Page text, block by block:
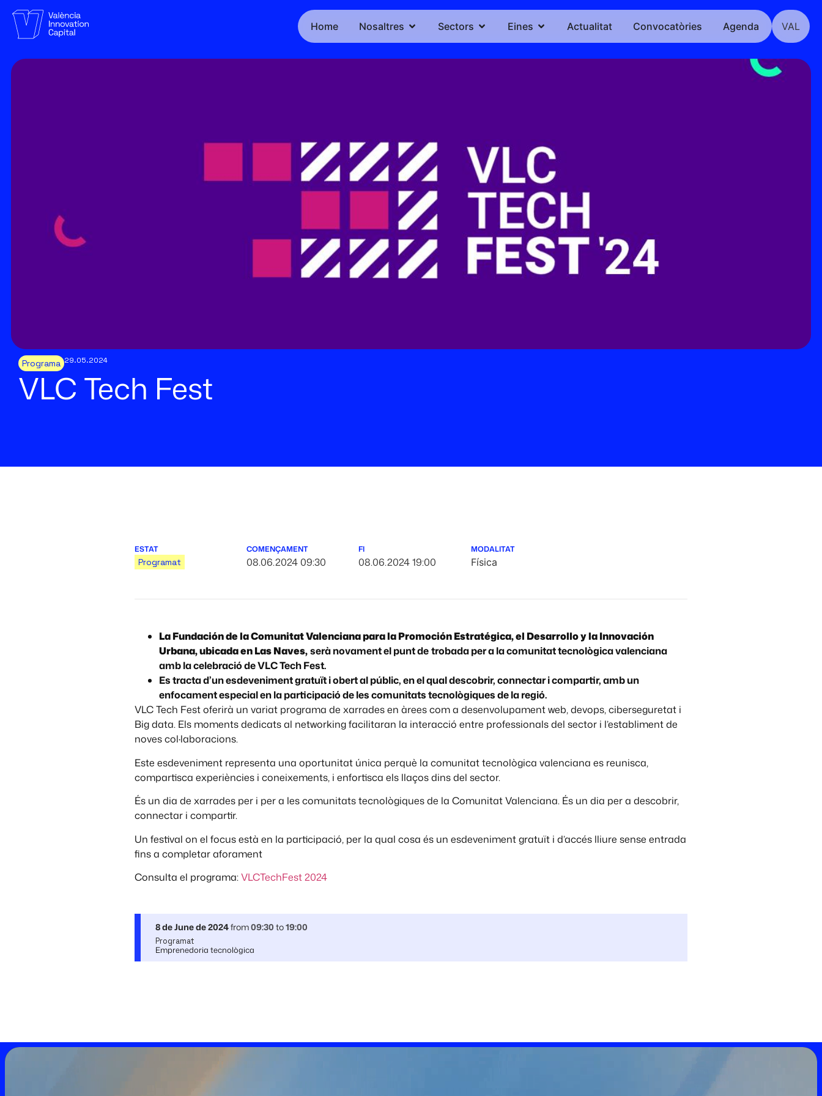
Home Nosaltres Sectors Eines Actualitat Convocatòries Agenda VAL
Programa 29.05.2024
VLC Tech Fest
ESTAT
Programat
COMENÇAMENT
08.06.2024 09:30
FI
08.06.2024 19:00
MODALITAT
Física
La Fundación de la Comunitat Valenciana para la Promoción Estratégica, el Desarrollo y la Innovación
Urbana, ubicada en Las Naves,serà novament el punt detrobada per a la comunitat tecnològica valenciana
amb la celebració de VLC Tech Fest.
Es tracta d’un esdeveniment gratuït i obert al públic, en el qual descobrir, connectar i compartir, amb un
enfocament especial en la participació de les comunitats tecnològiques de la regió.
VLC Tech Fest oferirà un variat programa de xarrades en àrees com a desenvolupament web, devops, ciberseguretat i
Big data. Els moments dedicats al networking facilitaran la interacció entre professionals del sector i l’establiment de
noves col·laboracions.
Este esdeveniment representa una oportunitat única perquè la comunitat tecnològica valenciana es reunisca,
compartisca experiències i coneixements, i enfortisca els llaços dins del sector.
És un dia de xarrades per i per a les comunitats tecnològiques de la Comunitat Valenciana. És un dia per a descobrir,
connectar i compartir.
Un festival on el focus està en la participació, per la qual cosa és un esdeveniment gratuït i d’accés lliure sense entrada
fins a completar aforament
Consulta el programa:VLCTechFest 2024
8 de June de 2024from09:30 to19:00
Programat
Emprenedoria tecnològica